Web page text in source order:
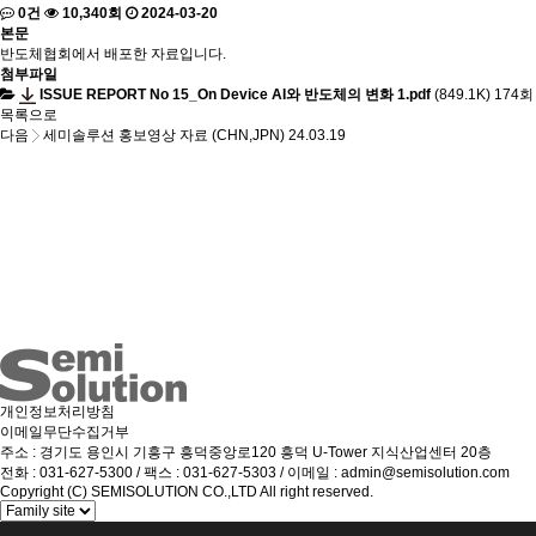
0건
10,340회
2024-03-20
본문
반도체협회에서 배포한 자료입니다.
첨부파일
ISSUE REPORT No 15_On Device AI와 반도체의 변화 1.pdf (849.1K) 174
목록으로
다음
세미솔루션 홍보영상 자료 (CHN,JPN) 24.03.19
개인정보처리방침
이메일무단수집거부
주소 : 경기도 용인시 기흥구 흥덕중앙로120 흥덕 U-Tower 지식산업센터 20층
전화 : 031-627-5300 / 팩스 : 031-627-5303 / 이메일 : admin@semisolution.com
Copyright (C) SEMISOLUTION CO.,LTD All right reserved.